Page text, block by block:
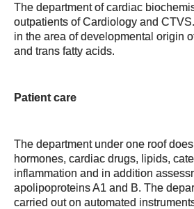
The department of cardiac
outpatients of Cardiology and
in the area of developmental origin
and trans fatty acids.
Patient care
The department under one roof
hormones, cardiac drugs, lipids,
inflammation and in addition
apolipoproteins A1 and B. The
carried out on automated